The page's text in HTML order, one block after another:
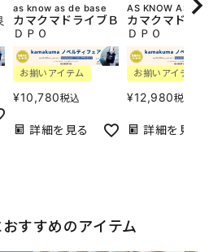
as know as de base
カマクマドライブＢ
ＤＰＯ
お揃いアイテム
¥10,780税込
詳細を見る
AS KNOW AS olaca
カマクマドライ
ＤＰＯ
お揃いアイテム
¥12,980税込
詳細を見る
すすめのアイテム